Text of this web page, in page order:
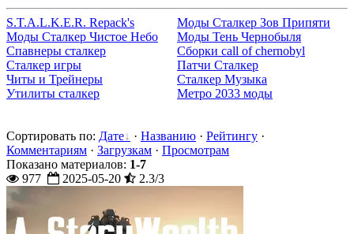
S.T.A.L.K.E.R. Repack's
Моды Сталкер Зов Припяти
Моды Сталкер Чистое Небо
Моды Тень Чернобыля
Спавнеры сталкер
Сборки call of chernobyl
Сталкер игры
Патчи Сталкер
Читы и Трейнеры
Сталкер Музыка
Утилиты сталкер
Метро 2033 моды
Сортировать по: Дате · Названию · Рейтингу ·
Комментариям · Загрузкам · Просмотрам
Показано материалов: 1-7
977
2025-05-20 2.3/3